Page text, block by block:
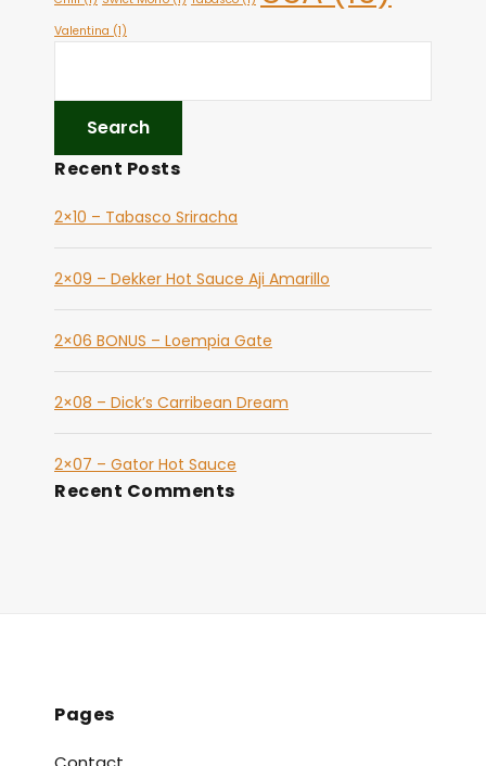
Valentina (1)
Recent Posts
2×10 – Tabasco Sriracha
2×09 – Dekker Hot Sauce Aji Amarillo
2×06 BONUS – Loempia Gate
2×08 – Dick’s Carribean Dream
2×07 – Gator Hot Sauce
Recent Comments
Pages